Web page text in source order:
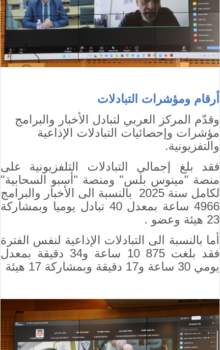
أرقام ومؤشرات التبادلات
وقدّم المركز العربي لتبادل الأخبار والبرامج
مؤشرات وإحصائيات التبادلات الإذاعية
والتفزيونية.
فقد بلغ إجمالي التبادلات التلفزيونية على
منصة "مينوس بلس" ومنصة "أسبو السحابية"
لكامل سنة 2025
بالنسبة الى الأخبار والبرامج
4966 ساعة بمعدل 40 تبادل يوميا وبمشاركة
23 هيئة وعضو .
أما بالنسبة الى التبادلات الإذاعية لنفس الفترة
فقد بلغت 875 10 ساعة و34 دقيقة بمعدل
يومي 30 ساعة و17 دقيقة وبمشاركة 17 هيئة